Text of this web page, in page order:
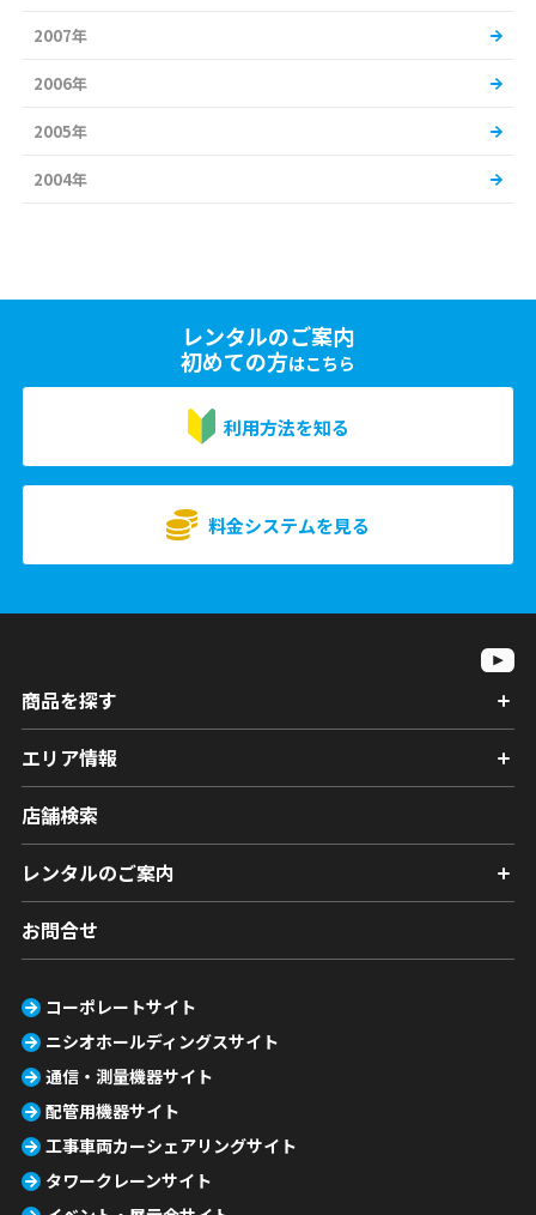
2007年
2006年
2005年
2004年
レンタルのご案内
初めての方はこちら
利用方法を知る
料金システムを見る
商品を探す
エリア情報
店舗検索
レンタルのご案内
お問合せ
コーポレートサイト
ニシオホールディングスサイト
通信・測量機器サイト
配管用機器サイト
工事車両カーシェアリングサイト
タワークレーンサイト